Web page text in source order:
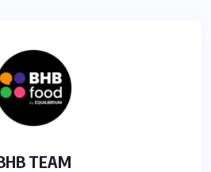
TEAM